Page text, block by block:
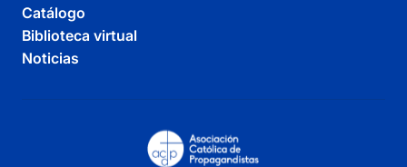
Catálogo
Biblioteca virtual
Noticias